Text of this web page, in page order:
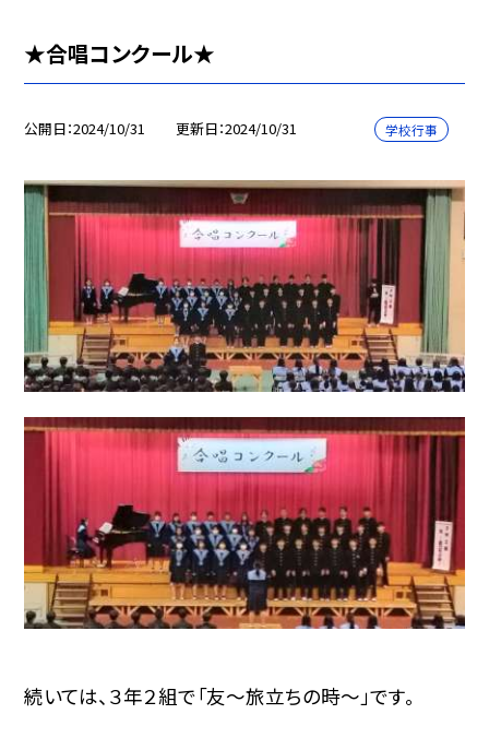
★合唱コンクール★
公開日 2024/10/31 更新日 2024/10/31 学校行事
続いては、３年２組で「友〜旅立ちの時〜」です。